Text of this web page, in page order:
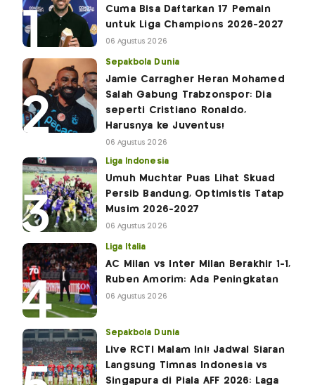
Cuma Bisa Daftarkan 17 Pemain
untuk Liga Champions 2026-2027
06 Agustus 2026
Sepakbola Dunia
Jamie Carragher Heran Mohamed
Salah Gabung Trabzonspor: Dia
seperti Cristiano Ronaldo,
Harusnya ke Juventus!
06 Agustus 2026
Liga Indonesia
Umuh Muchtar Puas Lihat Skuad
Persib Bandung, Optimistis Tatap
Musim 2026-2027
06 Agustus 2026
Liga Italia
AC Milan vs Inter Milan Berakhir 1-1,
Ruben Amorim: Ada Peningkatan
06 Agustus 2026
Sepakbola Dunia
Live RCTI Malam Ini! Jadwal Siaran
Langsung Timnas Indonesia vs
Singapura di Piala AFF 2026: Laga